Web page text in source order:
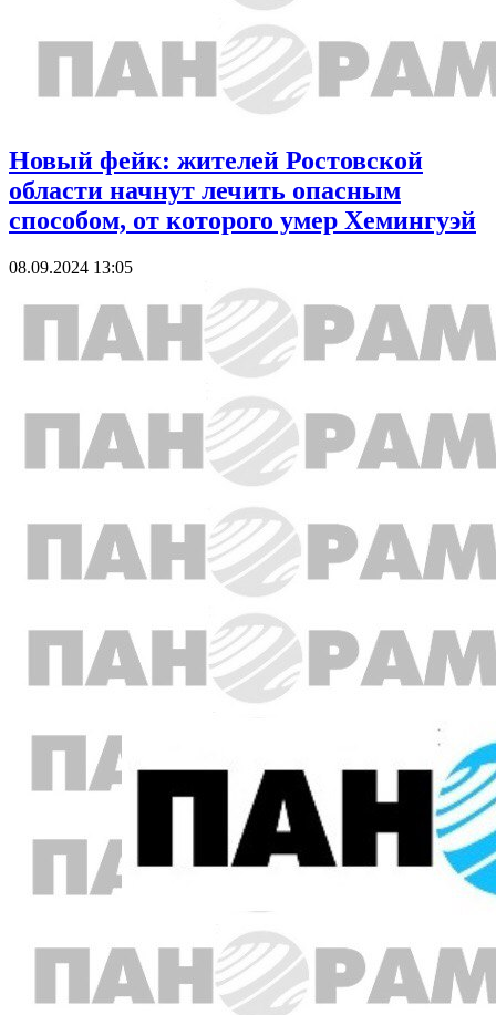
Новый фейк: жителей Ростовской
области начнут лечить опасным
способом, от которого умер Хемингуэй
08.09.2024 13:05